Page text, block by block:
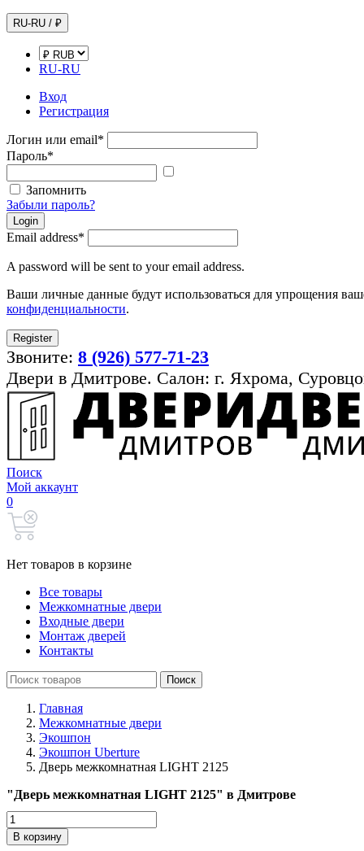
RU-RU / ₽
RU-RU
Вход
Регистрация
Логин или email*
Пароль*
Запомнить
Забыли пароль?
Login
Email address*
A password will be sent to your email address.
Ваши личные данные будут использоваться для упрощения
конфиденциальности.
Register
Звоните: 8 (926) 577-71-23
Двери в Дмитрове. Салон: г. Яхрома,
Поиск
Мой аккаунт
0
Нет товаров в корзине
Все товары
Межкомнатные двери
Входные двери
Монтаж дверей
Контакты
Search
for:
Поиск
Главная
Межкомнатные двери
Экошпон
Экошпон Uberture
Дверь межкомнатная LIGHT 2125
"Дверь межкомнатная LIGHT 2125" в Дмитрове
Количество
товара
Дверь
В корзину